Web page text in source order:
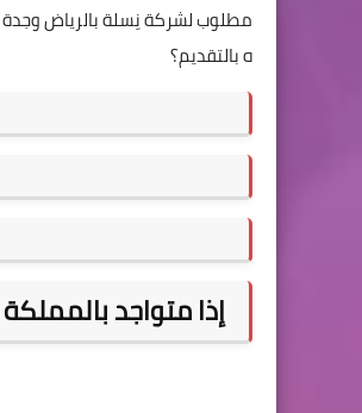
ه بالتقديم؟
إذا متواجد